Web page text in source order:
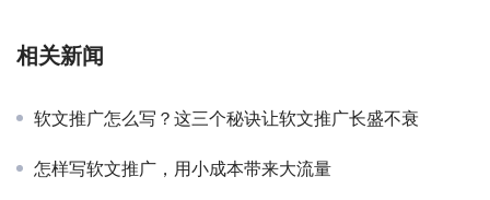
相关新闻
软文推广怎么写？这三个秘诀让软文推广长盛不衰
怎样写软文推广，用小成本带来大流量